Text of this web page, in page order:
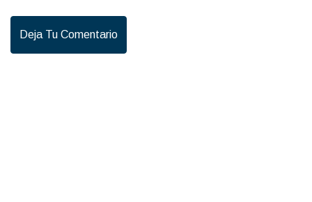
Deja Tu Comentario